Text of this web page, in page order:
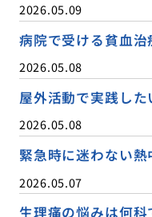
2026.05.09
病院で受ける貧血
2026.05.08
屋外活動で実践し
2026.05.08
緊急時に迷わない
2026.05.07
生理痛の悩みは何